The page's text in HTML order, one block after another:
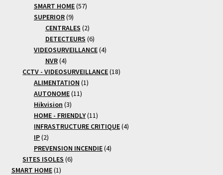
produits
SMART HOME 5757
SUPERIOR 99
produits
CENTRALES 22
produits
DETECTEURS 66
produits
VIDEOSURVEILLANCE 44
NVR 44
produits
CCTV - VIDEOSURVEILLANCE 1818
ALIMENTATION 11
AUTONOME 1111
Hikvision 33
produits
HOME - FRIENDLY 1111
produits
INFRASTRUCTURE CRITIQUE 44
IP 22
produits
PREVENSION INCENDIE 44
SITES ISOLES 66
SMART HOME 11